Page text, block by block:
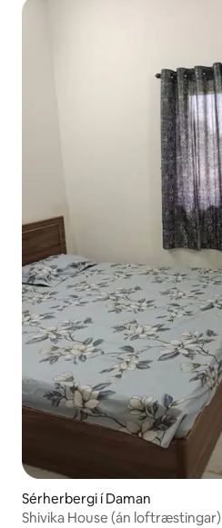
Sérherbergi í Daman
Shivika House (án loftræstingar)